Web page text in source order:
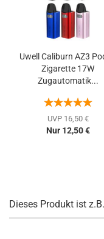
Uwell Caliburn AZ3
Zigarette 17W
Zugautomatik...
UVP 16,50 €
Nur 12,50 €
Dieses Produkt ist